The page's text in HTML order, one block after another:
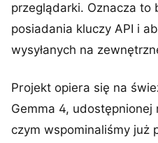
przeglądarki. Oznacza to
posiadania kluczy API i
wysyłanych na
Projekt opiera się na
Gemma 4,
czym wspominaliśmy już